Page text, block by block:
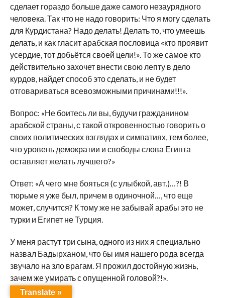
сделает гораздо больше даже самого незаурядного
человека. Так что не надо говорить: Что я могу сделать
для Курдистана? Надо делать! Делать то, что умеешь
делать, и как гласит арабская пословица «кто проявит
усердие, тот добьётся своей цели!». То же самое кто
действительно захочет внести свою лепту в дело
курдов, найдет способ это сделать, и не будет
отговариваться всевозможными причинами!!!».
Вопрос: «Не боитесь ли вы, будучи гражданином
арабской страны, с такой откровенностью говорить о
своих политических взглядах и симпатиях, тем более,
что уровень демократии и свободы слова Египта
оставляет желать лучшего?»
Ответ: «А чего мне бояться (с улыбкой, авт.)…?! В
тюрьме я уже был, причем в одиночной…, что еще
может, случится? К тому же не забывай арабы это не
турки и Египет не Турция.
У меня растут три сына, одного из них я специально
назвал Бадырханом, что бы имя нашего рода всегда
звучало на зло врагам. Я прожил достойную жизнь,
зачем же умирать с опущенной головой?!».
Translate »